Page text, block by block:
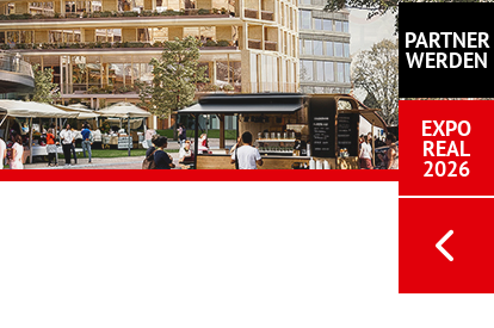
PARTNER
WERDEN
EXPO
REAL
2026